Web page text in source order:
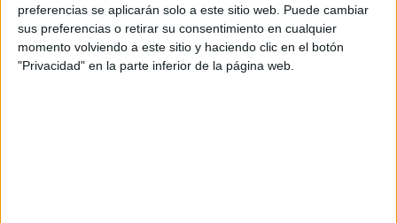
preferencias se aplicarán solo a este sitio web. Puede cambiar
sus preferencias o retirar su consentimiento en cualquier
momento volviendo a este sitio y haciendo clic en el botón
"Privacidad" en la parte inferior de la página web.
SEGUIR LEYENDO